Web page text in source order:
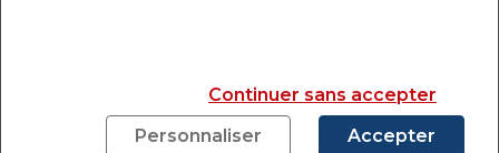
contribuables. En tant que premières
dépenses des Français, les
loyers et les
factures énergétiques
pèsent lourd sur
Continuer sans accepter
Personnaliser
Accepter